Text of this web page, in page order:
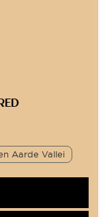
Aarde Vallei